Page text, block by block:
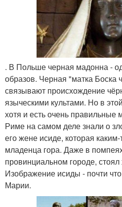
. В Польше черная мадонна -
образов. Черная "матка Боска
связывают происхождение
языческими культами. Но в
хотя и есть очень
Риме на самом деле знали о
его жене исиде, которая
младенца гора. Даже в
провинциальном городе,
Изображение исиды - почти
Марии.